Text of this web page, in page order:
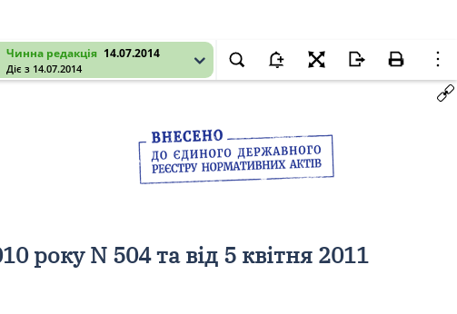
Чинна редакція 14.07.2014
Діє з 14.07.2014